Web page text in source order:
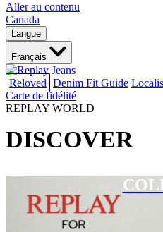
Aller au contenu
Canada
Langue
Français
Reloved Denim Fit Guide
Carte de fidélité
REPLAY WORLD
DISCOVER